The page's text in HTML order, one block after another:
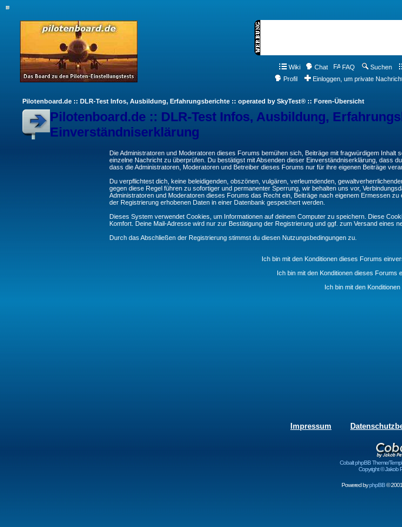
Wiki Chat FAQ Suchen
Profil
Einloggen, um private
Pilotenboard.de :: DLR-Test Infos, Ausbildung, Erfahrungsberichte :: operated by SkyTest® :: Foren-Übersicht
Pilotenboard.de :: DLR-Test Infos, Ausbildung,
Einverständniserklärung
Die Administratoren und Moderatoren dieses Forums bemühen sich, Beiträge mit fragwürdigem
einzelne Nachricht zu überprüfen. Du bestätigst mit Absenden dieser Einverständniserklärung, dass
dass die Administratoren, Moderatoren und Betreiber dieses Forums nur für ihre eigenen Beiträge
Du verpflichtest dich, keine beleidigenden, obszönen, vulgären, verleumdenden,
gegen diese Regel führen zu sofortiger und permanenter Sperrung, wir behalten uns vor,
Administratoren und Moderatoren dieses Forums das Recht ein, Beiträge nach eigenem Ermessen
der Registrierung erhobenen Daten in einer Datenbank gespeichert werden.
Dieses System verwendet Cookies, um Informationen auf deinem Computer zu speichern. Diese
Komfort. Deine Mail-Adresse wird nur zur Bestätigung der Registrierung und ggf. zum Versand eines
Durch das Abschließen der Registrierung stimmst du diesen Nutzungsbedingungen zu.
Ich bin mit den Konditionen dieses Forums
Ich bin mit den Konditionen dieses Forums
Ich bin mit den
Impressum
Cobalt phpBB Theme/
Copyright © Jakob
Powered byphpBB©